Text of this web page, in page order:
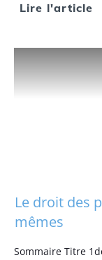
Lire l'article
Le droit des
mêmes
Sommaire Titre